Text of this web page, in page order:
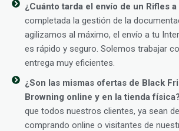
¿Cuánto tarda el envío de un Rifles a
completada la gestión de la
agilizamos al máximo, el envío a tu
es rápido y seguro. Solemos trabajar
entrega muy eficientes.
¿Son las mismas ofertas de Black
Browning online y en la tienda física?
que todos nuestros clientes, ya sean
comprando online o visitantes de